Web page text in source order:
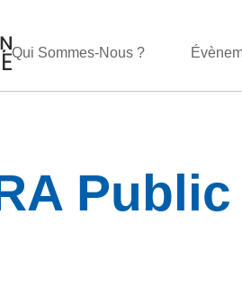
Qui Sommes-Nous ?